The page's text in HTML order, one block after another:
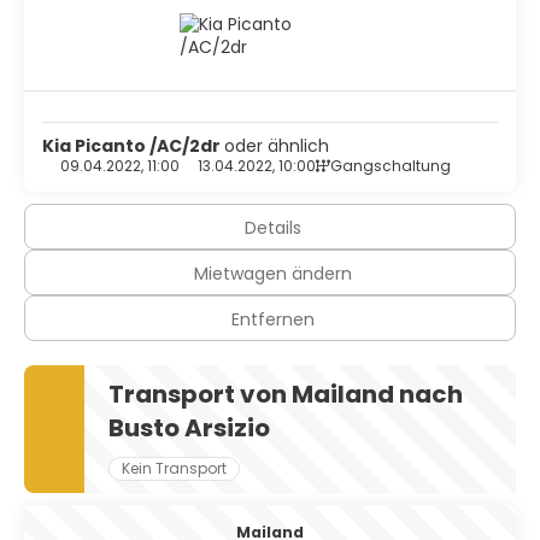
die Stadt unsicher machen wollen, Mailand hat zweifellos
Kia Picanto /AC/2dr oder ähnlich
09.04.2022, 11:00 13.04.2022, 10:00 Gangschaltung
Details
Mietwagen ändern
Entfernen
Transport von Mailand nach
Busto Arsizio
Kein Transport
Mailand